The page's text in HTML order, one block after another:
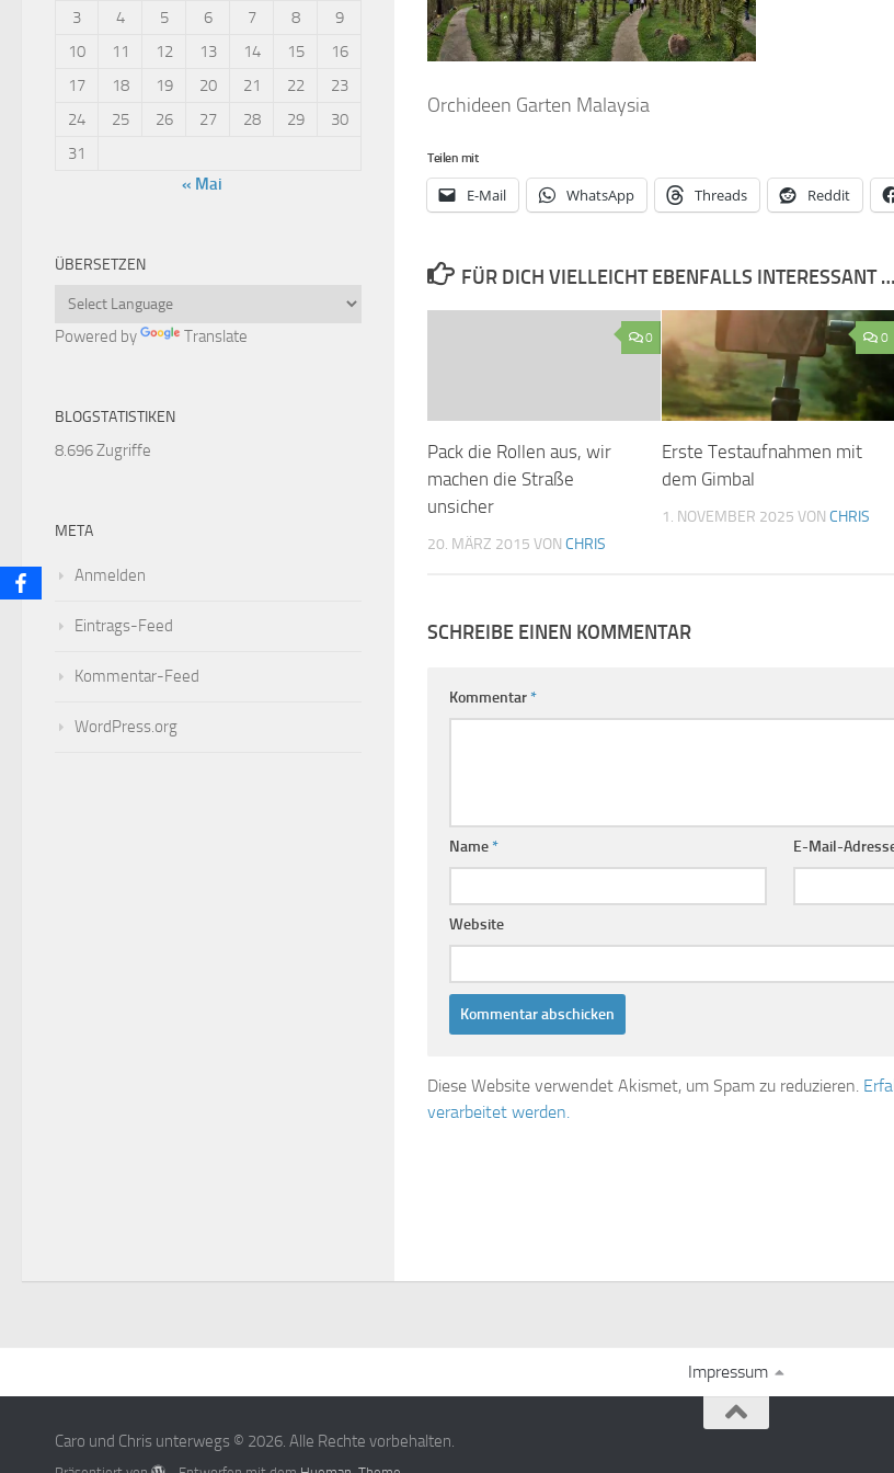
Orchideen Garten Malaysia
Teilen mit
E-Mail WhatsApp Threads Reddit
FÜR DICH VIELLEICHT EBENFALLS INTERESSANT …
0
Pack die Rollen aus, wir
machen die Straße
unsicher
20. MÄRZ 2015 VON CHRIS
0
Erste Testaufnahmen mit
dem Gimbal
1. NOVEMBER 2025 VONCHRIS
SCHREIBE EINEN KOMMENTAR
Kommentar*
Name* E-Mail-
Website
Diese Website verwendet Akismet, um Spam zu reduzieren.
verarbeitet werden.
3
4 5 6 7 8
9
10
11 12 13 14 15
16
17
18 19 20 21 22
23
24
25 26 27 28 29
30
31
« Mai
ÜBERSETZEN
Powered by Translate
BLOGSTATISTIKEN
8.696 Zugriffe
META
Anmelden
Eintrags-Feed
Kommentar-Feed
WordPress.org
Impressum
Caro und Chris unterwegs © 2026. Alle Rechte vorbehalten.